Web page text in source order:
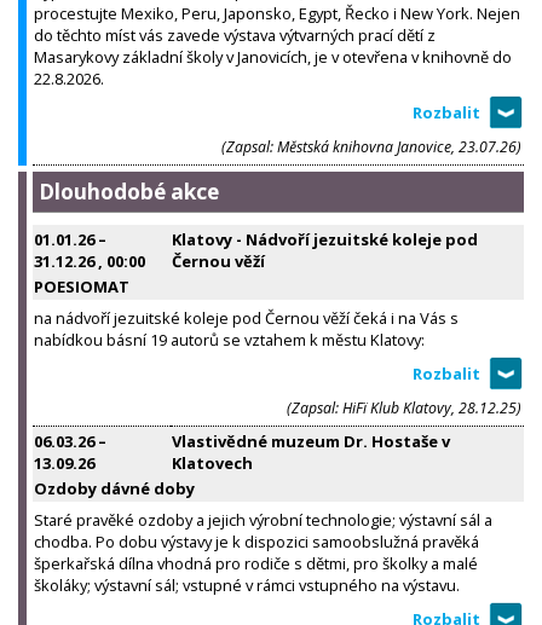
procestujte Mexiko, Peru, Japonsko, Egypt, Řecko i New York. Nejen
do těchto míst vás zavede výstava výtvarných prací dětí z
Masarykovy základní školy v Janovicích, je v otevřena v knihovně do
22.8.2026.
(Zapsal: Městská knihovna Janovice, 23.07.26)
Dlouhodobé akce
01.01.26–
31.12.26, 00:00
Klatovy - Nádvoří jezuitské koleje pod
Černou věží
POESIOMAT
na nádvoří jezuitské koleje pod Černou věží čeká i na Vás s
nabídkou básní 19 autorů se vztahem k městu Klatovy:
(Zapsal: HiFï Klub Klatovy, 28.12.25)
06.03.26–
13.09.26
Vlastivědné muzeum Dr. Hostaše v
Klatovech
Ozdoby dávné doby
Staré pravěké ozdoby a jejich výrobní technologie; výstavní sál a
chodba. Po dobu výstavy je k dispozici samoobslužná pravěká
šperkařská dílna vhodná pro rodiče s dětmi, pro školky a malé
školáky; výstavní sál; vstupné v rámci vstupného na výstavu.